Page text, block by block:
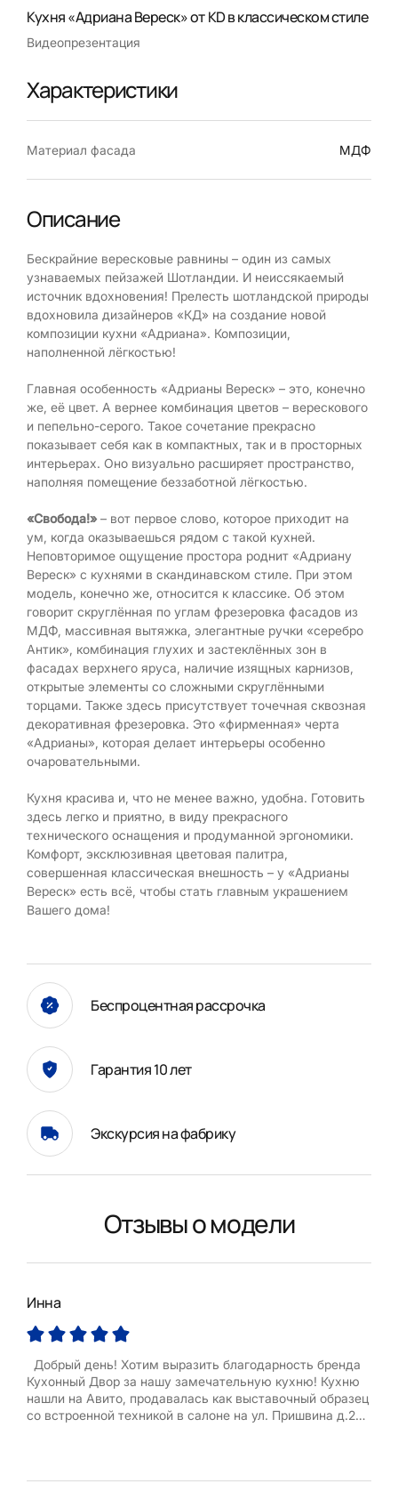
Кухня «Адриана Вереск» от КD в классическом стиле
Видеопрезентация
Характеристики
Материал фасада МДФ
Описание
Бескрайние вересковые равнины – один из самых
узнаваемых пейзажей Шотландии. И неиссякаемый
источник вдохновения! Прелесть шотландской природы
вдохновила дизайнеров «КД» на создание новой
композиции кухни «Адриана». Композиции,
наполненной лёгкостью!
Главная особенность «Адрианы Вереск» – это, конечно
же, её цвет. А вернее комбинация цветов – верескового
и пепельно-серого. Такое сочетание прекрасно
показывает себя как в компактных, так и в просторных
интерьерах. Оно визуально расширяет пространство,
наполняя помещение беззаботной лёгкостью.
«Свобода!»– вот первое слово, которое приходит на
ум, когда оказываешься рядом с такой кухней.
Неповторимое ощущение простора роднит «Адриану
Вереск» с кухнями в скандинавском стиле. При этом
модель, конечно же, относится к классике. Об этом
говорит скруглённая по углам фрезеровка фасадов из
МДФ, массивная вытяжка, элегантные ручки «серебро
Антик», комбинация глухих и застеклённых зон в
фасадах верхнего яруса, наличие изящных карнизов,
открытые элементы со сложными скруглёнными
торцами. Также здесь присутствует точечная сквозная
декоративная фрезеровка. Это «фирменная» черта
«Адрианы», которая делает интерьеры особенно
очаровательными.
Кухня красива и, что не менее важно, удобна. Готовить
здесь легко и приятно, в виду прекрасного
технического оснащения и продуманной эргономики.
Комфорт, эксклюзивная цветовая палитра,
совершенная классическая внешность – у «Адрианы
Вереск» есть всё, чтобы стать главным украшением
Вашего дома!
Беспроцентная рассрочка
Гарантия 10 лет
Экскурсия на фабрику
Отзывы о модели
Инна
Добрый день! Хотим выразить благодарность бренда
Кухонный Двор за нашу замечательную кухню! Кухню
нашли на Авито, продавалась как выставочный образец
со встроенной техникой в салоне на ул. Пришвина д.26.